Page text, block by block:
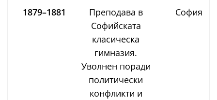
1879–1881
Преподава в
Софийската
класическа
гимназия.
Уволнен поради
политически
конфликти и
София